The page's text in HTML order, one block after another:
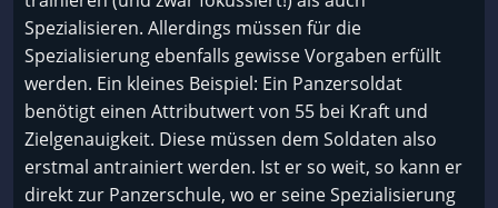
Spezialisieren. Allerdings müssen für die
Spezialisierung ebenfalls gewisse Vorgaben erfüllt
werden. Ein kleines Beispiel: Ein Panzersoldat
benötigt einen Attributwert von 55 bei Kraft und
Zielgenauigkeit. Diese müssen dem Soldaten also
erstmal antrainiert werden. Ist er so weit, so kann er
direkt zur Panzerschule, wo er seine Spezialisierung